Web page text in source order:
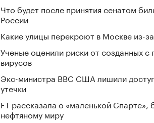
Что будет после принятия сенатом
России
Какие улицы перекроют в Москве из-
Ученые оценили риски от созданных
вирусов
Экс-министра ВВС США лишили
утечки
FT рассказала о «маленькой
нефтяному миру